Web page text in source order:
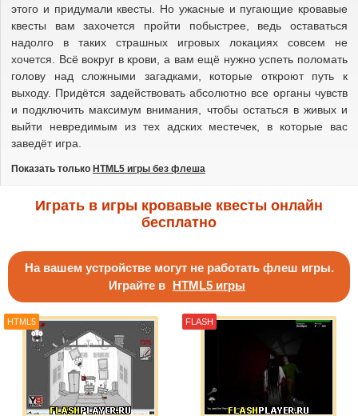
этого и придумали квесты. Но ужасные и пугающие кровавые
квесты вам захочется пройти побыстрее, ведь оставаться
надолго в таких страшных игровых локациях совсем не
хочется. Всё вокруг в крови, а вам ещё нужно успеть поломать
голову над сложными загадками, которые откроют путь к
выходу. Придётся задействовать абсолютно все органы чувств
и подключить максимум внимания, чтобы остаться в живых и
выйти невредимым из тех адских местечек, в которые вас
заведёт игра.
Показать только HTML5 игры без флеша
Играть в игры кровавые квесты онлайн
бесплатно
На вашем устройстве могут не работать флеш игры.
Играйте в HTML5 игры
HTML5 FLASH